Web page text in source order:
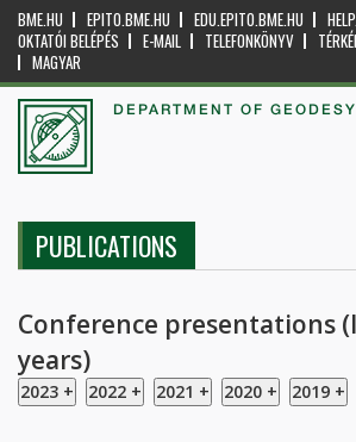
BME.HU EPITO.BME.HU EDU.EPITO.BME.HU
OKTATÓI BELÉPÉS
E-MAIL TELEFONKÖNYV
MAGYAR
DEPARTMENT OF
PUBLICATIONS
Conference presentations
years)